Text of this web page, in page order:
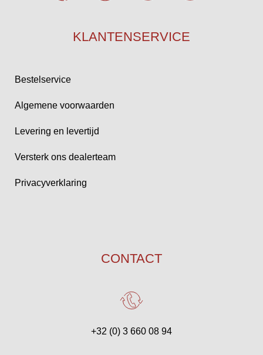
KLANTENSERVICE
Bestelservice
Algemene voorwaarden
Levering en levertijd
Versterk ons dealerteam
Privacyverklaring
CONTACT
+32 (0) 3 660 08 94